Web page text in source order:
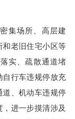
集场所、高层建
和老旧住宅小区等
实、疏散通道堵
自行车违规停放充
道、机动车违规停
进一步摸清涉及